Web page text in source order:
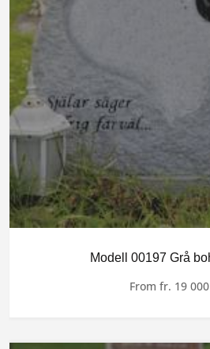
Modell 00197 Grå
Fromfr. 19 000